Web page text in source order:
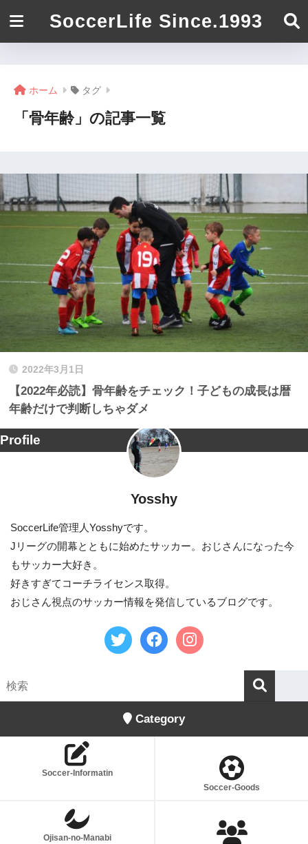
SoccerLife Since.1993
ホーム タグ
「骨年齢」の記事一覧
2022年3月1日
【2022年必読】骨年齢をチェック！子どもの成長は暦
年齢だけで判断しちゃダメ
Profile
Yosshy
SoccerLife管理人Yosshyです。
Jリーグの開幕とともに始めたサッカー。おじさんになった今
もサッカー大好き。
好きすぎてコーチライセンス取得。
おじさん視点のサッカー情報を発信しているブログです。
Category
Soccer-Informatin
Soccer-Goods
Ojisan-no-Manabi